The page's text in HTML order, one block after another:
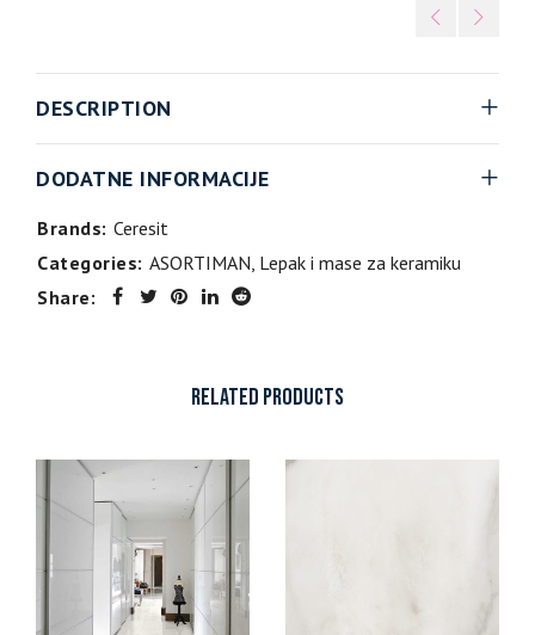
DESCRIPTION
DODATNE INFORMACIJE
Brands: Ceresit
Categories: ASORTIMAN, Lepak i mase za keramiku
Share:
RELATED PRODUCTS